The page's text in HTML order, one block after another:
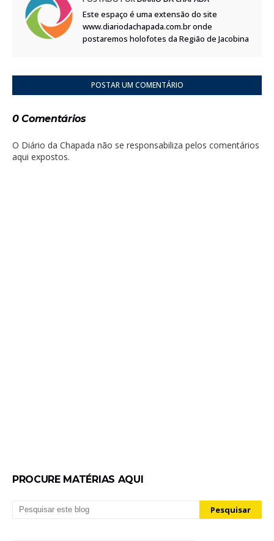
Este espaço é uma extensão do site
www.diariodachapada.com.br onde
postaremos holofotes da Região de Jacobina
POSTAR UM COMENTÁRIO
0 Comentários
O Diário da Chapada não se responsabiliza pelos comentários
aqui expostos.
PROCURE MATÉRIAS AQUI